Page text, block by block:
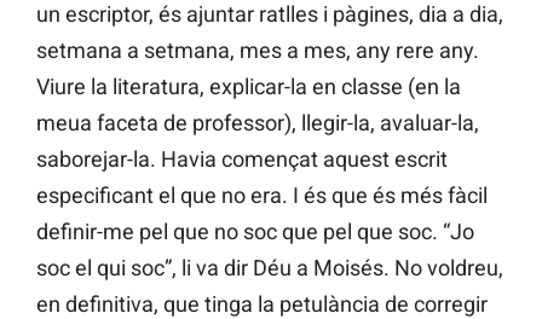
un escriptor, és ajuntar ratlles i pàgines, dia a dia,
setmana a setmana, mes a mes, any rere any.
Viure la literatura, explicar-la en classe (en la
meua faceta de professor), llegir-la, avaluar-la,
saborejar-la. Havia començat aquest escrit
especificant el que no era. I és que és més fàcil
definir-me pel que no soc que pel que soc. “Jo
soc el qui soc”, li va dir Déu a Moisés. No voldreu,
en definitiva, que tinga la petulància de corregir